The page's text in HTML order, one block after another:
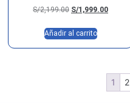
S/2,199.00 S/1,999.00
Añadir al carrito
1 2